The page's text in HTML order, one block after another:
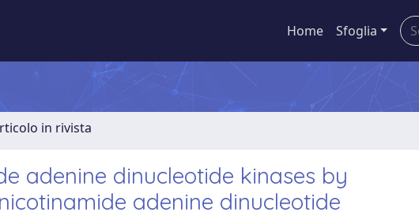
Home Sfoglia
in rivista
adenine dinucleotide kinases by
adenine dinucleotide